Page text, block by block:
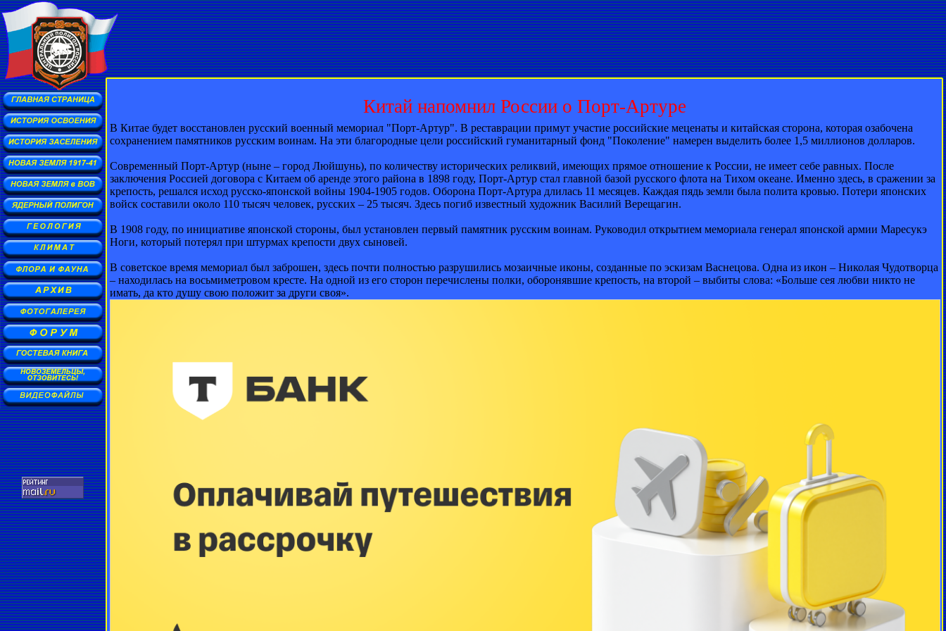
Китай напомнил России о Порт-Артуре
В Китае будет восстановлен русский военный мемориал "Порт-Артур". В реставрации примут участие российские меценаты и китайская сторона, которая озабочена
сохранением памятников русским воинам. На эти благородные цели российский гуманитарный фонд "Поколение" намерен выделить более 1,5 миллионов долларов.
Современный Порт-Артур (ныне – город Люйшунь), по количеству исторических реликвий, имеющих прямое отношение к России, не имеет себе равных. После
заключения Россией договора с Китаем об аренде этого района в 1898 году, Порт-Артур стал главной базой русского флота на Тихом океане. Именно здесь, в сражении за
крепость, решался исход русско-японской войны 1904-1905 годов. Оборона Порт-Артура длилась 11 месяцев. Каждая пядь земли была полита кровью. Потери японских
войск составили около 110 тысяч человек, русских – 25 тысяч. Здесь погиб известный художник Василий Верещагин.
В 1908 году, по инициативе японской стороны, был установлен первый памятник русским воинам. Руководил открытием мемориала генерал японской армии Маресукэ
Ноги, который потерял при штурмах крепости двух сыновей.
В советское время мемориал был заброшен, здесь почти полностью разрушились мозаичные иконы, созданные по эскизам Васнецова. Одна из икон – Николая Чудотворца
– находилась на восьмиметровом кресте. На одной из его сторон перечислены полки, оборонявшие крепость, на второй – выбиты слова: «Больше сея любви никто не
имать, да кто душу свою положит за други своя».